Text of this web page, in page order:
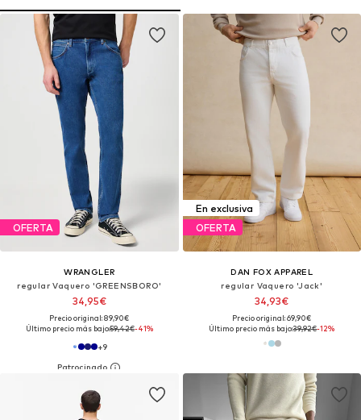
OFERTA
WRANGLER
regular Vaquero 'GREENSBORO'
34,95€
Precio original: 89,90€
Último precio más bajo:59,42€-41%
+9
En exclusiva
OFERTA
DAN FOX APPAREL
regular Vaquero 'Jack'
34,93€
Precio original: 69,90€
Último precio más bajo:39,92€-12%